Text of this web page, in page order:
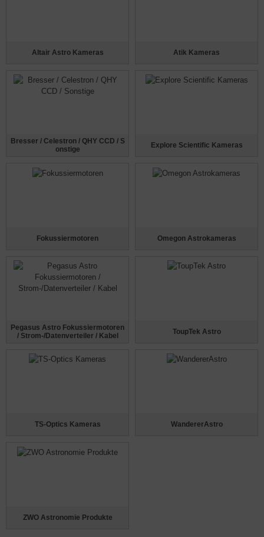
Altair Astro Kameras Atik Kameras
Bresser / Celestron / QHY CCD / S
onstige
Explore Scientific Kameras
Fokussiermotoren Omegon Astrokameras
Pegasus Astro Fokussiermotoren
/ Strom-/Datenverteiler / Kabel
ToupTek Astro
TS-Optics Kameras WandererAstro
ZWO Astronomie Produkte